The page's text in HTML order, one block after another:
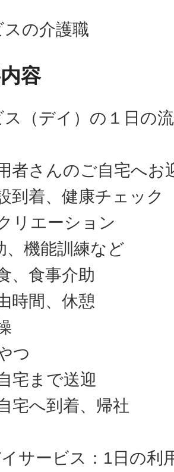
の介護職
容
（デイ）の１日の
者さんのご自宅へお
到着、健康チェック
リエーション
、機能訓練など
、食事介助
時間、休憩
つ
宅まで送迎
宅へ到着、帰社
サービス：1日の利